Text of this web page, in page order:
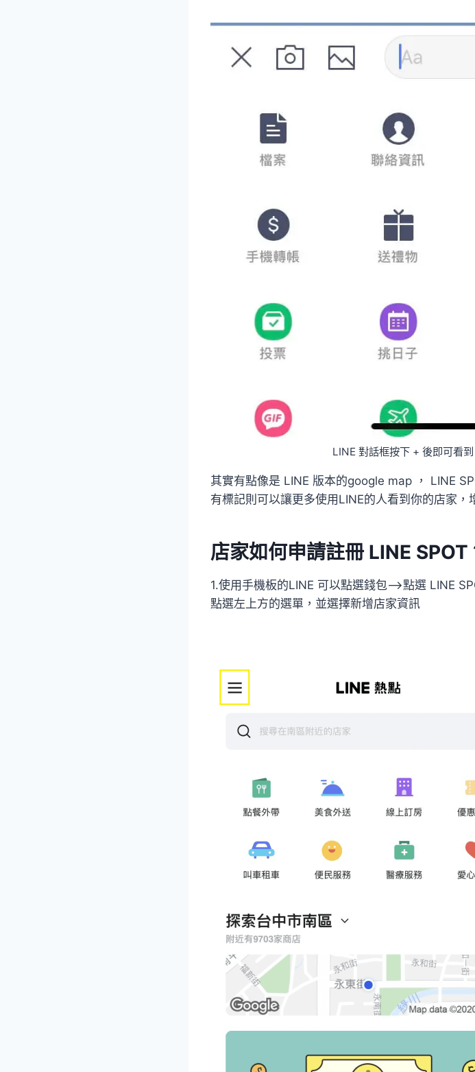
LINE 對話框按下 + 後即可看
其實有點像是 LINE 版本的google map ， LINE
有標記則可以讓更多使用LINE的人看到你的店家，
店家如何申請註冊 LINE SPOT
1.使用手機板的LINE 可以點選錢包–>點選 LINE
點選左上方的選單，並選擇新增店家資訊